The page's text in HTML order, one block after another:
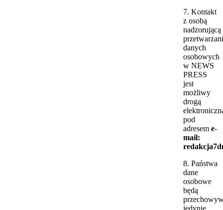
7. Kontakt
z osobą
nadzorującą
danych
osobowych
w NEWS
PRESS
jest
możliwy
drogą
pod
adresem e-
mail:
8. Państwa
dane
osobowe
będą